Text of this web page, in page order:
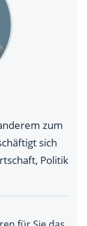
zum
sich
Politik